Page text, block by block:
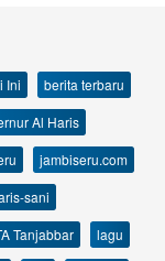
Ini
berita terbaru
Al Haris
jambiseru.com
sani
Tanjabbar
lagu